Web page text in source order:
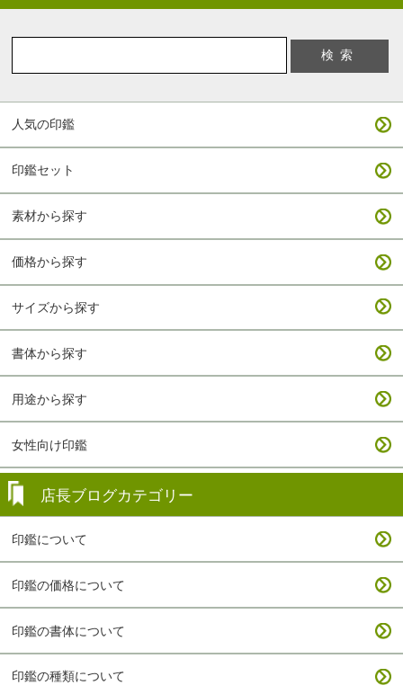
人気の印鑑
印鑑セット
素材から探す
価格から探す
サイズから探す
書体から探す
用途から探す
女性向け印鑑
店長ブログカテゴリー
印鑑について
印鑑の価格について
印鑑の書体について
印鑑の種類について